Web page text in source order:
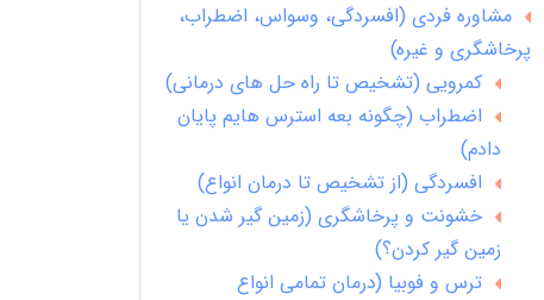
مشاوره فردی (افسردگی، وسواس، اضطراب،
پرخاشگری و غیره)
کمرویی (تشخیص تا راه حل های درمانی)
اضطراب (چگونه بعه استرس هایم پایان
دادم)
افسردگی (از تشخیص تا درمان انواع)
خشونت و پرخاشگری (زمین گیر شدن یا
زمین گیر کردن؟)
ترس و فوبیا (درمان تمامی انواع